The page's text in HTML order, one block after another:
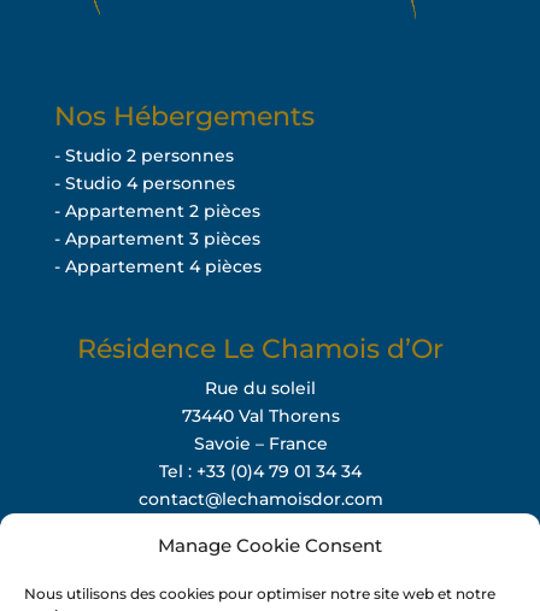
Manage Cookie Consent
Nous utilisons des cookies pour optimiser notre site web et notre
Nos Hébergements
- Studio 2 personnes
- Studio 4 personnes
- Appartement 2 pièces
- Appartement 3 pièces
- Appartement 4 pièces
Résidence Le Chamois d’Or
Rue du soleil
73440 Val Thorens
Savoie – France
Tel : +33 (0)4 79 01 34 34
contact@lechamoisdor.com
Instagram Facebook